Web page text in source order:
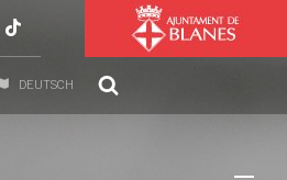
DEUTSCH